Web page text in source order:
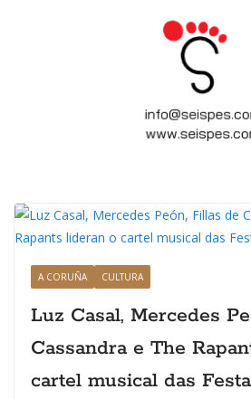
A CORUÑA CULTURA
Luz Casal, Mercedes
Cassandra e The
cartel musical das